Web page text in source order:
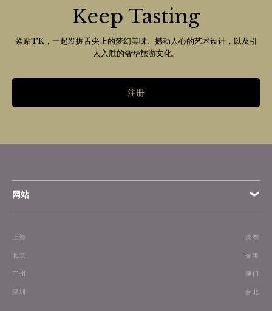
Keep Tasting
紧贴TK，一起发掘舌尖上的梦幻美味、撼动人心的艺术设计，以及引
人入胜的奢华旅游文化。
注册
网站
订阅
上海
北京
广州
深圳
成都
香港
澳门
台北